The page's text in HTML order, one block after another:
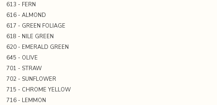
613 - FERN
616 - ALMOND
617 - GREEN FOLIAGE
618 - NILE GREEN
620 - EMERALD GREEN
645 - OLIVE
701 - STRAW
702 - SUNFLOWER
715 - CHROME YELLOW
716 - LEMMON